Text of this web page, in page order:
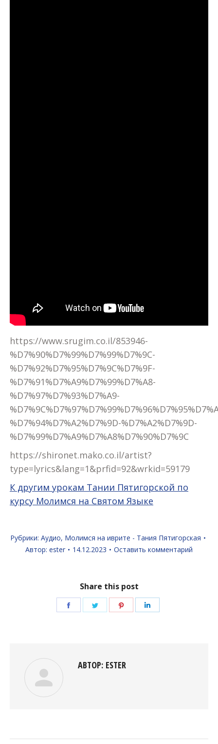
https://www.srugim.co.il/853946-
%D7%90%D7%99%D7%99%D7%9C-
%D7%92%D7%95%D7%9C%D7%9F-
%D7%91%D7%A9%D7%99%D7%A8-
%D7%97%D7%93%D7%A9-
%D7%94%D7%A2%D7%9D-%D7%A2%D7%9D-
%D7%99%D7%A9%D7%A8%D7%90%D7%9C
https://shironet.mako.co.il/artist?
type=lyrics&lang=1&prfid=92&wrkid=59179
К другим урокам Тании Пятигорской по
курсу Молимся на Святом Языке
Рубрики: Аудио, Молимся на иврите - Тания Пятигорская
Автор: ester 14.12.2023 Оставить комментарий
Share this post
ПоделитьсяПоделитьсяПоделиться
АВТОР: ESTER